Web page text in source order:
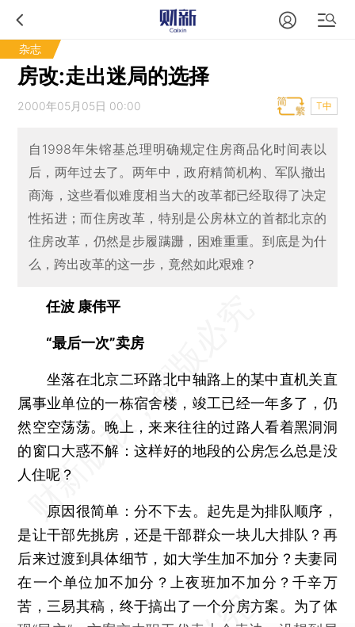
杂志
房改:走出迷局的选择
2000年05月05日 00:00 T中
自1998年朱镕基总理明确规定住房商品化时间表以
后，两年过去了。两年中，政府精简机构、军队撤出
商海，这些看似难度相当大的改革都已经取得了决定
性拓进；而住房改革，特别是公房林立的首都北京的
住房改革，仍然是步履蹒跚，困难重重。到底是为什
么，跨出改革的这一步，竟然如此艰难？
任波 康伟平
“最后一次”卖房
坐落在北京二环路北中轴路上的某中直机关直
属事业单位的一栋宿舍楼，竣工已经一年多了，仍
然空空荡荡。晚上，来来往往的过路人看着黑洞洞
的窗口大惑不解：这样好的地段的公房怎么总是没
人住呢？
原因很简单：分不下去。起先是为排队顺序，
是让干部先挑房，还是干部群众一块儿大排队？再
后来过渡到具体细节，如大学生加不加分？夫妻同
在一个单位加不加分？上夜班加不加分？千辛万
苦，三易其稿，终于搞出了一个分房方案。为了体